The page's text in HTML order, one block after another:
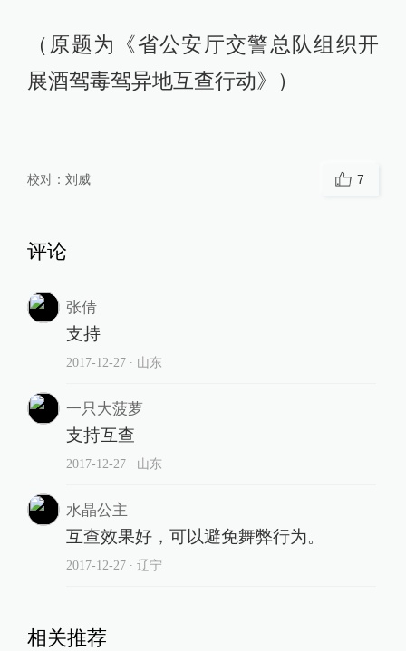
（原题为《省公安厅交警总队组织开
展酒驾毒驾异地互查行动》）
校对： 刘威 7
评论
张倩
支持
2017-12-27∙ 山东
一只大菠萝
支持互查
2017-12-27∙ 山东
水晶公主
互查效果好，可以避免舞弊行为。
2017-12-27∙ 辽宁
相关推荐